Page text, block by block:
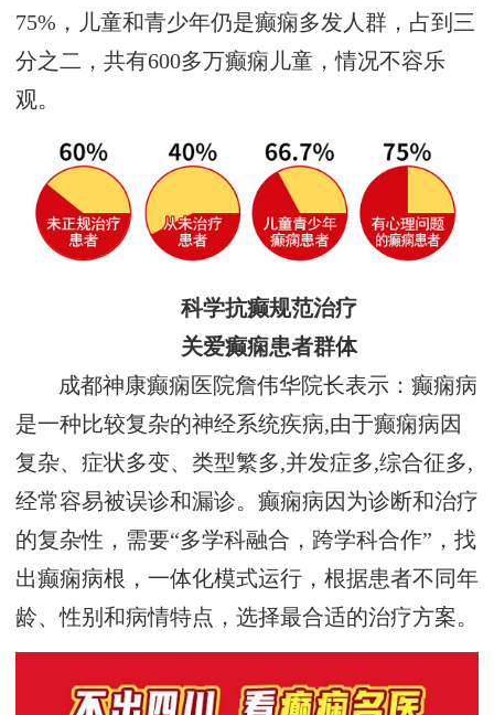
75%，儿童和青少年仍是癫痫多发人群，占到三
分之二，共有600多万癫痫儿童，情况不容乐
观。
科学抗癫规范治疗
关爱癫痫患者群体
成都神康癫痫医院詹伟华院长表示：癫痫病
是一种比较复杂的神经系统疾病,由于癫痫病因
复杂、症状多变、类型繁多,并发症多,综合征多,
经常容易被误诊和漏诊。癫痫病因为诊断和治疗
的复杂性，需要“多学科融合，跨学科合作”，找
出癫痫病根，一体化模式运行，根据患者不同年
龄、性别和病情特点，选择最合适的治疗方案。